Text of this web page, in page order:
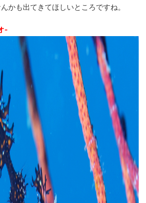
かも出てきてほしいところですね。
-